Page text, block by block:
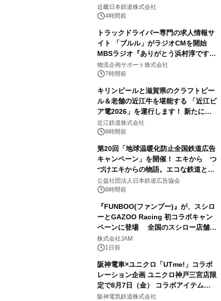
近畿日本鉄道株式会社
4時間前
トラックドライバー専門の求人情報サ
イト 「ブルル」がラジオCMを開始
MBSラジオ『ありがとう浜村淳です』
にて8月1日(土)より
物流企画サポート株式会社
7時間前
キリンビールと滋賀県のクラフトビー
ル＆老舗の近江牛を堪能する 「近江ビ
ア電2026」を運行します！ 新たに
「長濱浪漫ビール」が参加！キリン一
番搾り飲み放題が復活！
近江鉄道株式会社
8時間前
第20回「地球温暖化防止全国鉄道広告
キャンペーン」を開催！ エキから つ
づけエキからの物語。エコな鉄道とと
もに。
公益社団法人日本鉄道広告協会
8時間前
『FUNBOO(ファンブー)』が、スシロ
ーとGAZOO Racing 初コラボキャン
ペーンに登場 全国のスシロー店舗で
GR 4車種の FUNBOO(ミニカー)付き
メニューが展開されます
株式会社JAM
1日前
阪神電車×ユニクロ「UTme!」コラボ
レーション企画 ユニクロ神戸三宮店限
定で8月7日（金） コラボアイテムが
発売決定！
阪神電気鉄道株式会社